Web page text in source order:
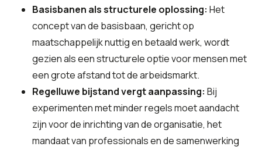
Basisbanen als structurele oplossing: Het
concept van de basisbaan, gericht op
maatschappelijk nuttig en betaald werk, wordt
gezien als een structurele optie voor mensen met
een grote afstand tot de arbeidsmarkt.
Regelluwe bijstand vergt aanpassing: Bij
experimenten met minder regels moet aandacht
zijn voor de inrichting van de organisatie, het
mandaat van professionals en de samenwerking